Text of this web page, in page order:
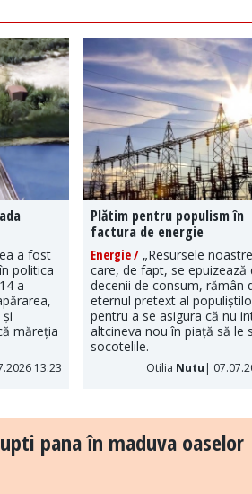
a fost
politica
a
măreția
13:23
Plătim pentru populism în
factura de energie
Energie /„Resursele
care, de fapt, se epuizează
decenii de consum, rămân
eternul pretext al
pentru a se asigura că nu
altcineva nou în piață să le
socotelile.
Otilia Nutu |
pana în maduva oaselor